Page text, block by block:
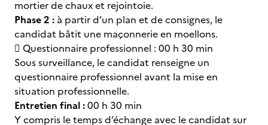
mortier de chaux et rejointoie.
Phase 2 : à partir d’un plan et de consignes, le
candidat bâtit une maçonnerie en moellons.
 Questionnaire professionnel : 00 h 30 min
Sous surveillance, le candidat renseigne un
questionnaire professionnel avant la mise en
situation professionnelle.
Entretien final :00 h 30 min
Y compris le temps d’échange avec le candidat sur